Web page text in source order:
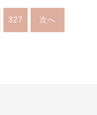
327 次へ